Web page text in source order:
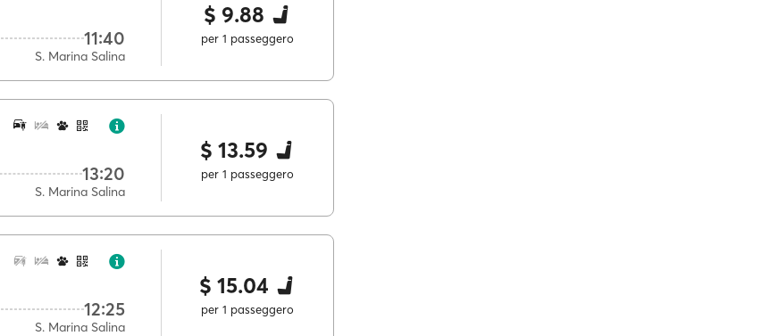
11:40
S. Marina Salina
$ 9.88
per 1 passeggero
13:20
S. Marina Salina
$ 13.59
per 1 passeggero
12:25
S. Marina Salina
$ 15.04
per 1 passeggero